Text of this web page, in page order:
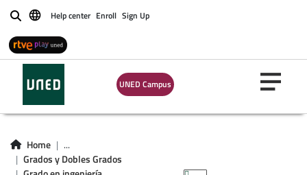
BuscarHelp center Enroll Sign Up
UNED Campus
Home
...
Grados y Dobles Grados
INGENIERÍA DE LA
CALIDAD Y DEL